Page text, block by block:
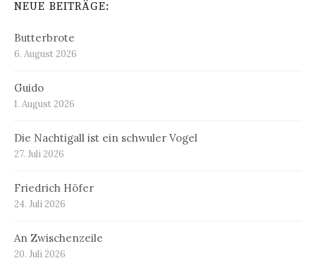
NEUE BEITRÄGE:
Butterbrote
6. August 2026
Guido
1. August 2026
Die Nachtigall ist ein schwuler Vogel
27. Juli 2026
Friedrich Höfer
24. Juli 2026
An Zwischenzeile
20. Juli 2026